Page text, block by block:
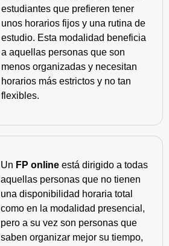
estudiantes que prefieren tener
unos horarios fijos y una rutina de
estudio. Esta modalidad beneficia
a aquellas personas que son
menos organizadas y necesitan
horarios más estrictos y no tan
flexibles.
Un FP online está dirigido a todas
aquellas personas que no tienen
una disponibilidad horaria total
como en la modalidad presencial,
pero a su vez son personas que
saben organizar mejor su tiempo,